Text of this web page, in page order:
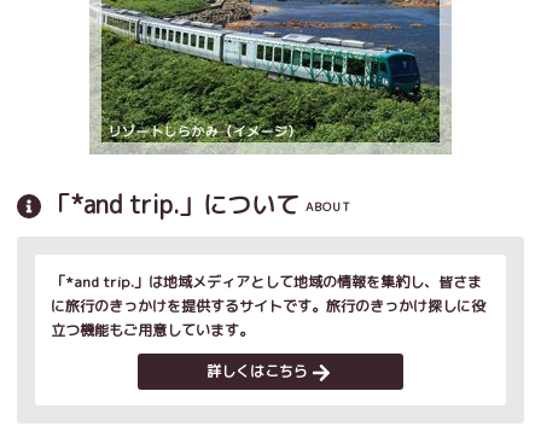
「*and trip.」について ABOUT
「*and trip.」は地域メディアとして地域の情報を集約し、皆さま
に旅行のきっかけを提供するサイトです。旅行のきっかけ探しに役
立つ機能もご用意しています。
詳しくはこちら